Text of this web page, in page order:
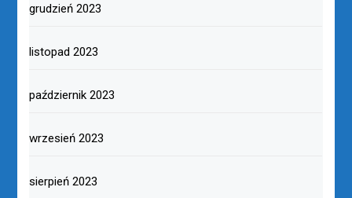
grudzień 2023
listopad 2023
październik 2023
wrzesień 2023
sierpień 2023